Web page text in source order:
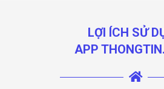
LỢI ÍCH SỬ
APP